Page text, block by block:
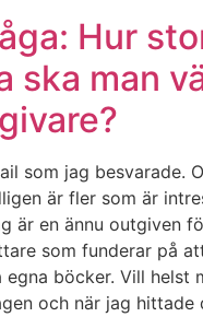
Hur
ska man
som jag besvarade.
är fler som är
är en ännu outgiven
som funderar på
böcker. Vill helst
och när jag hittade